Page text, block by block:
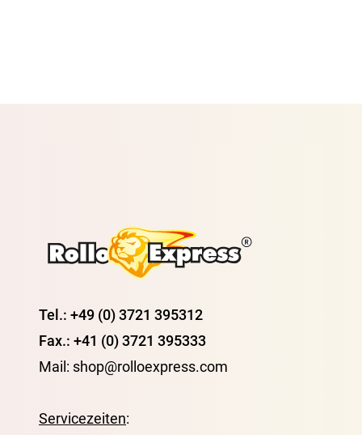
Tel.: +49 (0) 3721 395312
Fax.: +41 (0) 3721 395333
Mail: shop@rolloexpress.com
Servicezeiten: